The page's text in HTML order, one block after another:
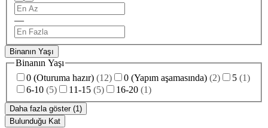
—
Binanın Yaşı
Binanın Yaşı
0 (Oturuma hazır) (12) 0 (Yapım aşamasında) (2) 5 (1)
6-10 (5) 11-15 (5) 16-20 (1)
Daha fazla göster (1)
Bulunduğu Kat